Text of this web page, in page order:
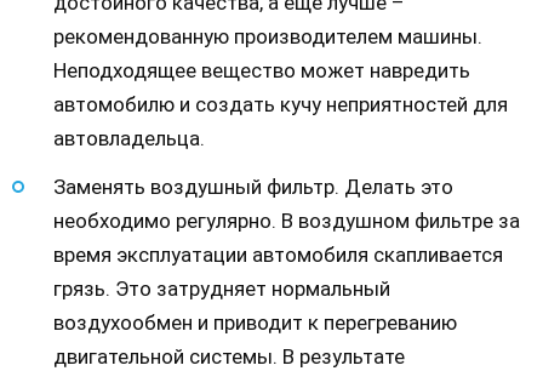
рекомендованную производителем машины.
Неподходящее вещество может навредить
автомобилю и создать кучу неприятностей для
автовладельца.
Заменять воздушный фильтр. Делать это
необходимо регулярно. В воздушном фильтре за
время эксплуатации автомобиля скапливается
грязь. Это затрудняет нормальный
воздухообмен и приводит к перегреванию
двигательной системы. В результате